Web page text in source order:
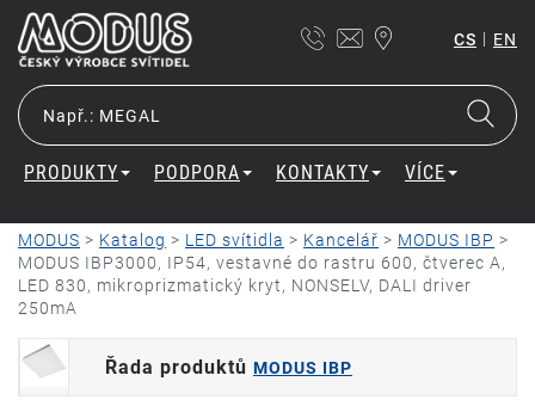
CS | EN
PRODUKTY PODPORA KONTAKTY VÍCE
MODUS > Katalog > LED svítidla > Kancelář > MODUS IBP >
MODUS IBP3000, IP54, vestavné do rastru 600, čtverec A,
LED 830, mikroprizmatický kryt, NONSELV, DALI driver
250mA
Řada produktů MODUS IBP